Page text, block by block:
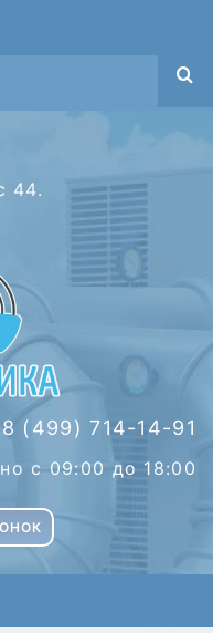
44.
(499) 714-14-91
с 09:00 до 18:00